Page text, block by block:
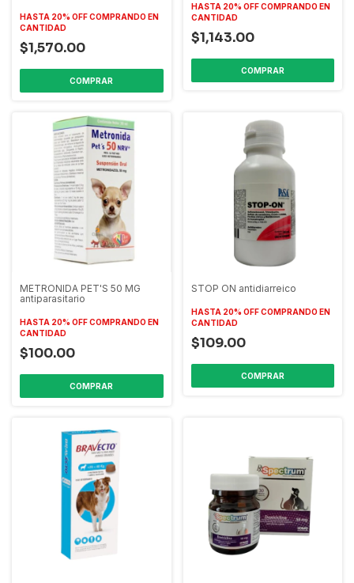
HASTA 20% OFFCOMPRANDO EN
CANTIDAD
$1,570.00
HASTA 20% OFF COMPRANDO EN
CANTIDAD
$1,143.00
METRONIDA PET'S 50 MG
antiparasitario
HASTA 20% OFFCOMPRANDO EN
CANTIDAD
$100.00
STOP ON antidiarreico
HASTA 20% OFF COMPRANDO EN
CANTIDAD
$109.00